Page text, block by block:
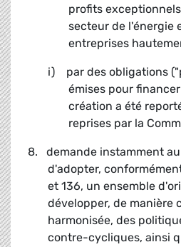
profits
secteur de l'énergie
entreprises
i) par des obligations
émises pour
création a été
reprises par la
8. demande instamment
d'adopter,
et 136, un ensemble
développer, de manière
harmonisée, des
contre-cycliques, ainsi